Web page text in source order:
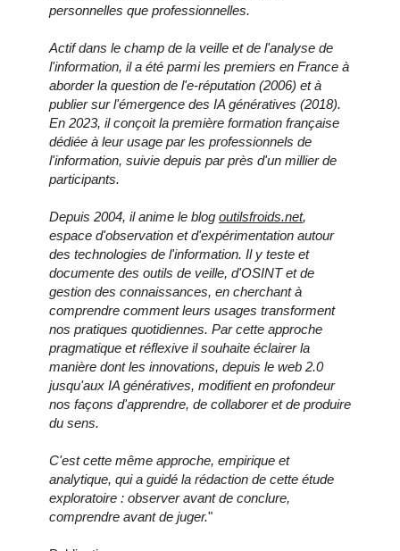
personnelles que professionnelles.
Actif dans le champ de la veille et de l'analyse de
l'information, il a été parmi les premiers en France à
aborder la question de l'e-réputation (2006) et à
publier sur l'émergence des IA génératives (2018).
En 2023, il conçoit la première formation française
dédiée à leur usage par les professionnels de
l'information, suivie depuis par près d'un millier de
participants.
Depuis 2004, il anime le blog outilsfroids.net,
espace d'observation et d'expérimentation autour
des technologies de l'information. Il y teste et
documente des outils de veille, d'OSINT et de
gestion des connaissances, en cherchant à
comprendre comment leurs usages transforment
nos pratiques quotidiennes. Par cette approche
pragmatique et réflexive il souhaite éclairer la
manière dont les innovations, depuis le web 2.0
jusqu'aux IA génératives, modifient en profondeur
nos façons d'apprendre, de collaborer et de produire
du sens.
C'est cette même approche, empirique et
analytique, qui a guidé la rédaction de cette étude
exploratoire : observer avant de conclure,
comprendre avant de juger."